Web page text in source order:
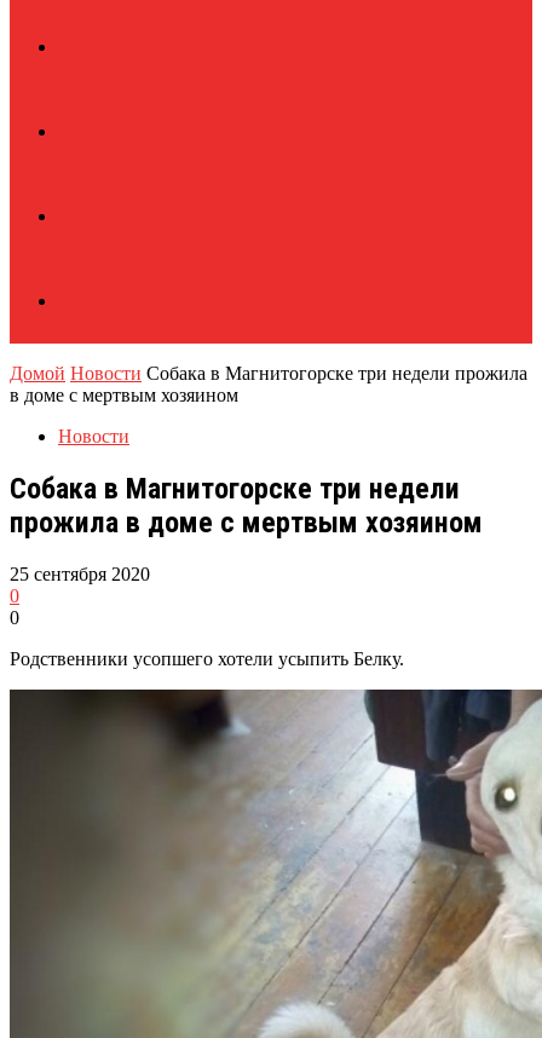
Домой Новости Собака в Магнитогорске три недели прожила
в доме с мертвым хозяином
Новости
Собака в Магнитогорске три недели
прожила в доме с мертвым хозяином
25 сентября 2020
0
0
Родственники усопшего хотели усыпить Белку.